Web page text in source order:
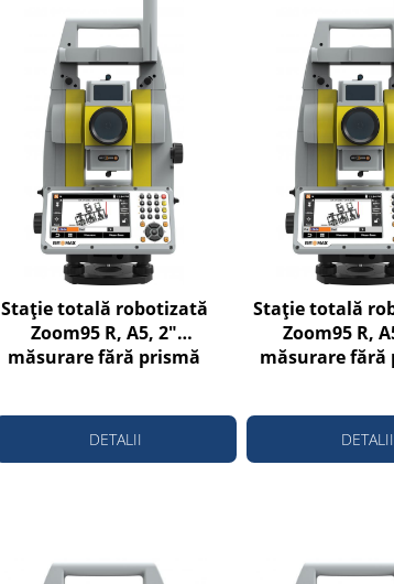
Stație totală robotizată
Zoom95 R, A5, 2"
măsurare fără prismă
DETALII
Stație totală
Zoom95 R,
măsurare fără
DETALII